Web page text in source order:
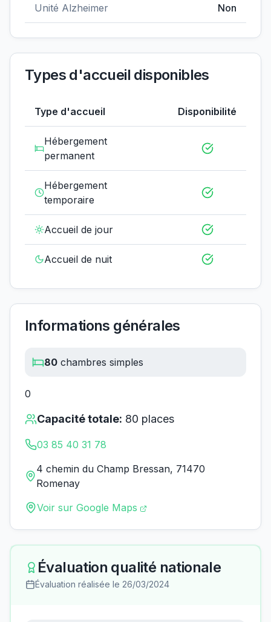
Unité Alzheimer Non
Types d'accueil disponibles
Type d'accueil Disponibilité
Hébergement
permanent
Hébergement
temporaire
Accueil de jour
Accueil de nuit
Informations générales
80 chambres simples
0
Capacité totale: 80 places
03 85 40 31 78
4 chemin du Champ Bressan, 71470
Romenay
Voir sur Google Maps
Évaluation qualité nationale
Évaluation réalisée le 26/03/2024